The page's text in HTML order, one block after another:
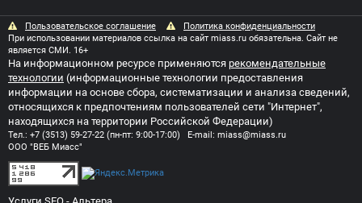
Пользовательское соглашение
Политика конфиденциальности
При использовании материалов ссылка на сайт miass.ru обязательна. Сайт не
является СМИ. 16+
На информационном ресурсе применяются рекомендательные
технологии (информационные технологии предоставления
информации на основе сбора, систематизации и анализа сведений,
относящихся к предпочтениям пользователей сети "Интернет",
находящихся на территории Российской Федерации)
Тел.: +7 (3513) 59-27-22 (пн-пт: 9:00-17:00) E-mail: miass@miass.ru
ООО "ВЕБ Миасс"